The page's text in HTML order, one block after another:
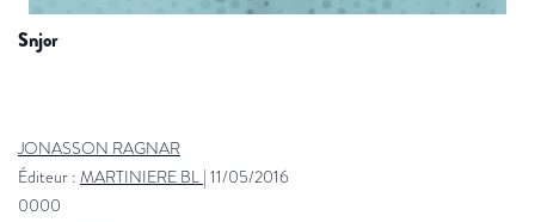
snjor
JONASSON RAGNAR
Éditeur : MARTINIERE BL | 11/05/2016
0000